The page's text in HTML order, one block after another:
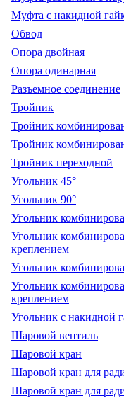
Муфта с накидной
Обвод
Опора двойная
Опора одинарная
Разъемное соединение
Тройник
Тройник
Тройник
Тройник переходной
Угольник 45°
Угольник 90°
Угольник
Угольник
креплением
Угольник
Угольник
креплением
Угольник с накидной
Шаровой вентиль
Шаровой кран
Шаровой кран для
Шаровой кран для